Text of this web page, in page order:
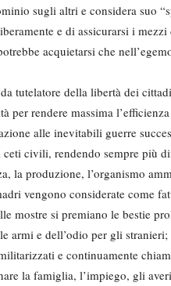
sugli altri e considera suo
e di assicurarsi i
acquietarsi che
tutelatore della libertà dei
per rendere massima
alle inevitabili guerre
ceti civili, rendendo sempre più
la produzione, l’organismo
vengono considerate come
mostre si premiano le bestie
armi e dell’odio per gli
e continuamente
la famiglia, l’impiego, gli